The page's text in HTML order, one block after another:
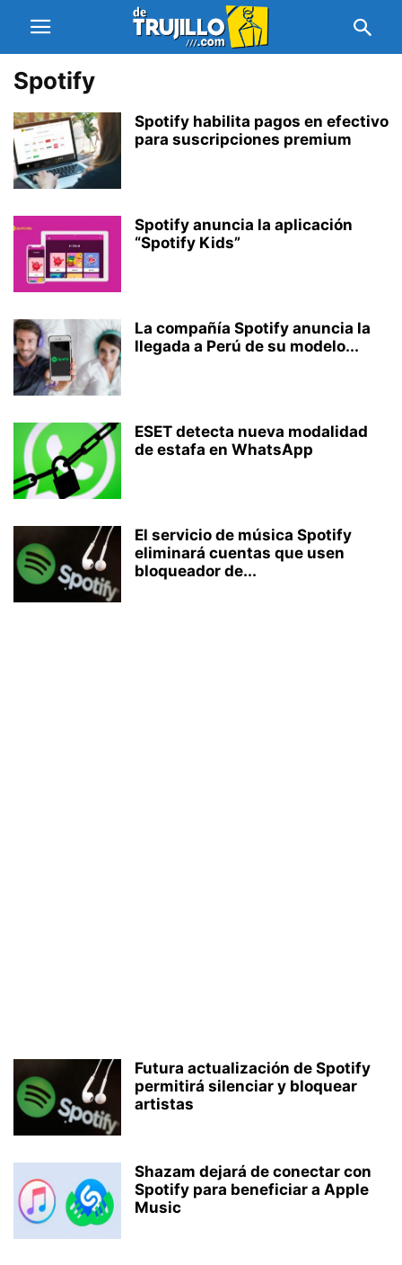
Spotify
Spotify habilita pagos en efectivo
para suscripciones premium
Spotify anuncia la aplicación
“Spotify Kids”
La compañía Spotify anuncia la
llegada a Perú de su modelo...
ESET detecta nueva modalidad
de estafa en WhatsApp
El servicio de música Spotify
eliminará cuentas que usen
bloqueador de...
Futura actualización de Spotify
permitirá silenciar y bloquear
artistas
Shazam dejará de conectar con
Spotify para beneficiar a Apple
Music